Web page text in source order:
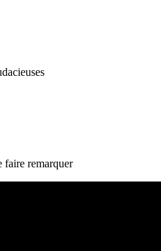
faire remarquer